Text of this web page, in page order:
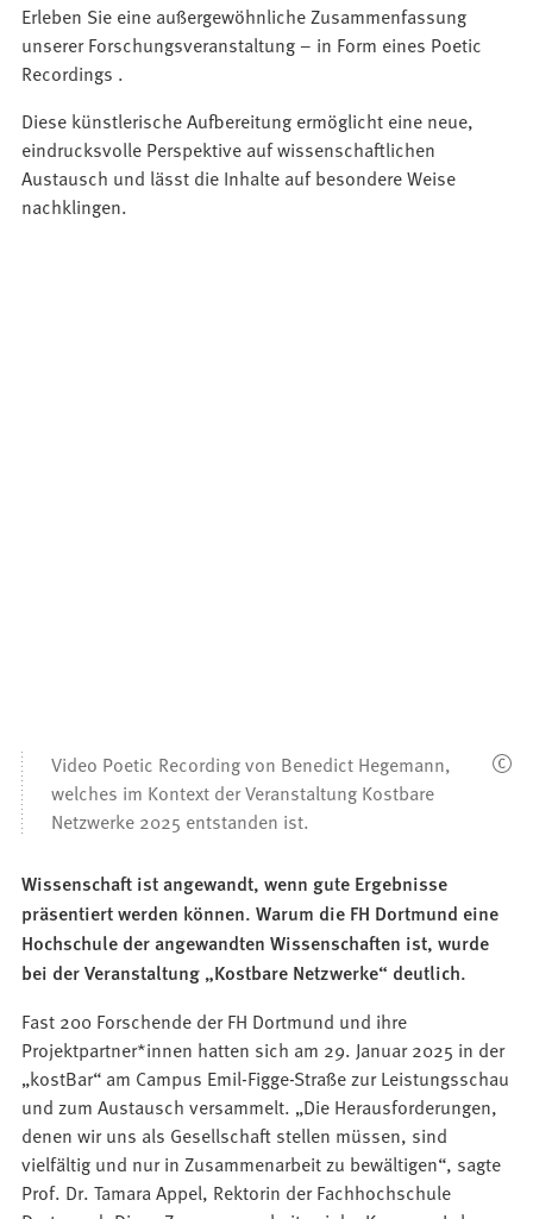
Erleben Sie eine außergewöhnliche Zusammenfassung
unserer Forschungsveranstaltung – in Form eines Poetic
Recordings .
Diese künstlerische Aufbereitung ermöglicht eine neue,
eindrucksvolle Perspektive auf wissenschaftlichen
Austausch und lässt die Inhalte auf besondere Weise
nachklingen.
Video Poetic Recording von Benedict Hegemann,
welches im Kontext der Veranstaltung Kostbare
Netzwerke 2025 entstanden ist.
Wissenschaft ist angewandt, wenn gute Ergebnisse
präsentiert werden können. Warum die FH Dortmund eine
Hochschule der angewandten Wissenschaften ist, wurde
bei der Veranstaltung „Kostbare Netzwerke“ deutlich.
Fast 200 Forschende der FH Dortmund und ihre
Projektpartner*innen hatten sich am 29. Januar 2025 in der
„kostBar“ am Campus Emil-Figge-Straße zur Leistungsschau
und zum Austausch versammelt. „Die Herausforderungen,
denen wir uns als Gesellschaft stellen müssen, sind
vielfältig und nur in Zusammenarbeit zu bewältigen“, sagte
Prof. Dr. Tamara Appel, Rektorin der Fachhochschule